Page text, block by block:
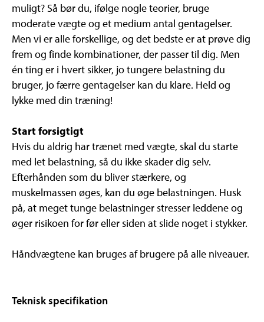
muligt? Så bør du, ifølge nogle teorier, bruge
moderate vægte og et medium antal gentagelser.
Men vi er alle forskellige, og det bedste er at prøve dig
frem og finde kombinationer, der passer til dig. Men
én ting er i hvert sikker, jo tungere belastning du
bruger, jo færre gentagelser kan du klare. Held og
lykke med din træning!
Start forsigtigt
Hvis du aldrig har trænet med vægte, skal du starte
med let belastning, så du ikke skader dig selv.
Efterhånden som du bliver stærkere, og
muskelmassen øges, kan du øge belastningen. Husk
på, at meget tunge belastninger stresser leddene og
øger risikoen for før eller siden at slide noget i stykker.
Håndvægtene kan bruges af brugere på alle niveauer.
Teknisk specifikation